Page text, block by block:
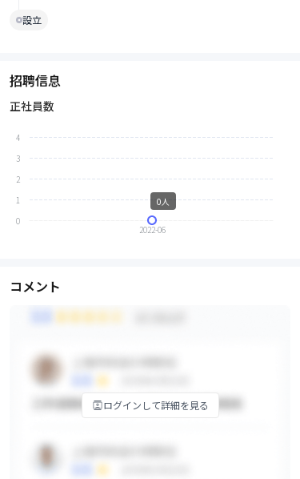
設立
招聘信息
正社員数
0
1
2
3
4
2022-06
0人
コメント
ログインして詳細を見る